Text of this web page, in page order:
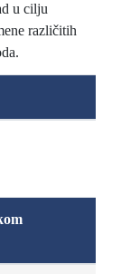
u cilju
različitih